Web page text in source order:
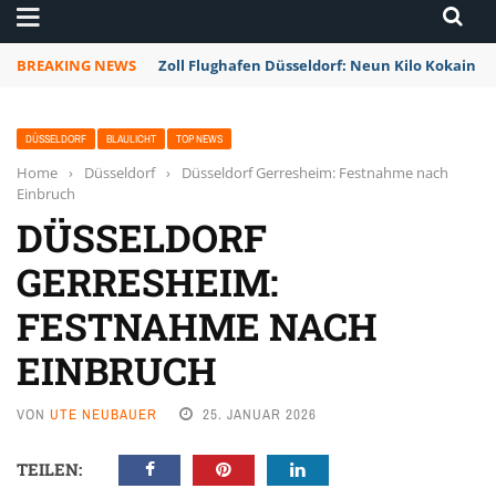
BREAKING NEWS Zoll Flughafen Düsseldorf: Neun Kilo Kokain
DÜSSELDORF BLAULICHT TOP NEWS
Home › Düsseldorf ›
Düsseldorf Gerresheim: Festnahme nach
Einbruch
DÜSSELDORF
GERRESHEIM:
FESTNAHME NACH
EINBRUCH
VON UTE NEUBAUER 25. JANUAR 2026
TEILEN: